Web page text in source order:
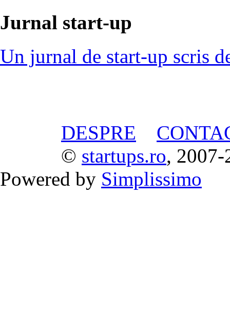
Jurnal start-up
Un jurnal de start-up scris
DESPRE
© startups.ro, 2007-
Powered by Simplissimo